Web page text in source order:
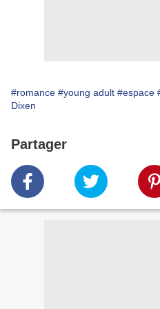
#romance #young adult #espace
Dixen
Partager